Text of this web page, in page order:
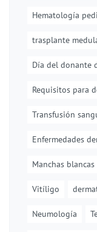
Hematología
trasplante
Día del donante
Requisitos para
Transfusión
Enfermedades
Manchas
Vitíligo
Neumología